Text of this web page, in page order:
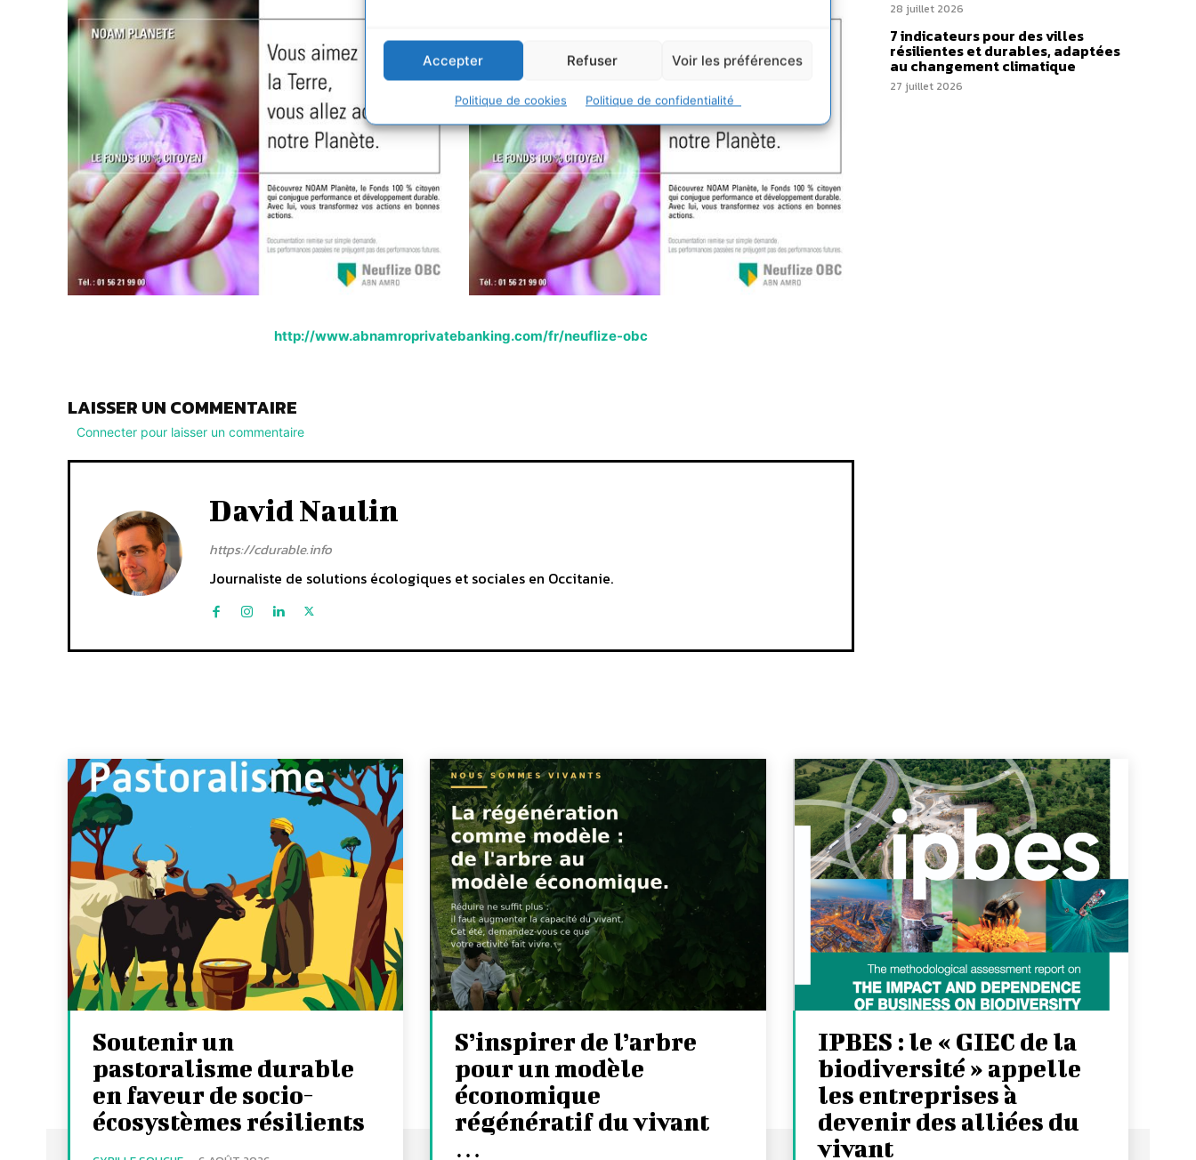
Accepter Refuser Voir les préférences
Politique de cookies Politique de confidentialité
http://www.abnamroprivatebanking.com/fr/neuflize-obc
LAISSER UN COMMENTAIRE
Connecter pour laisser un commentaire
David Naulin
https://cdurable.info
Journaliste de solutions écologiques et sociales en Occitanie.
28 juillet 2026
7 indicateurs pour des villes
résilientes et durables, adaptées
au changement climatique
27 juillet 2026
Soutenir un
pastoralisme durable
en faveur de socio-
écosystèmes résilients
S’inspirer de l’arbre
pour un modèle
économique
régénératif du vivant
…
IPBES : le « GIEC de la
biodiversité » appelle
les entreprises à
devenir des alliées du
vivant